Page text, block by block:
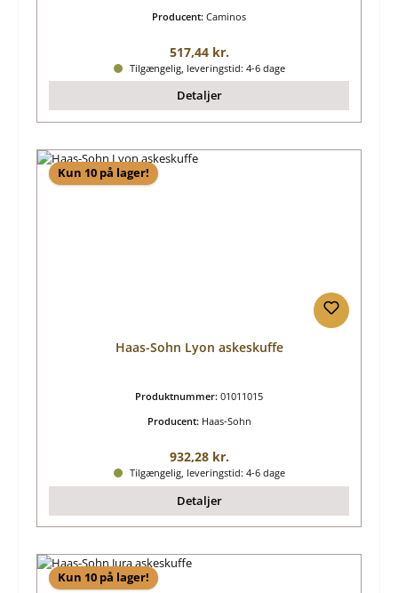
Producent: Caminos
Almindelig pris:
517,44 kr.
Tilgængelig, leveringstid: 4-6 dage
Detaljer
Kun 10 på lager!
Haas-Sohn Lyon askeskuffe
Produktnummer: 01011015
Producent: Haas-Sohn
Almindelig pris:
932,28 kr.
Tilgængelig, leveringstid: 4-6 dage
Detaljer
Kun 10 på lager!